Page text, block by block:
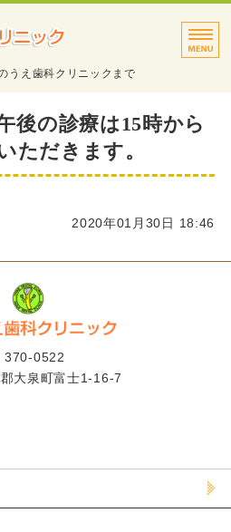
タイトルサンプル
うえ歯科クリニックまで
後の診療は15時から
ただきます。
2020年01月30日 18:46
370-0522
大泉町富士1-16-7